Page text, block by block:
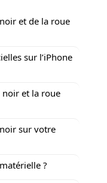
et de la roue
sur l’iPhone
noir et la roue
sur votre
?